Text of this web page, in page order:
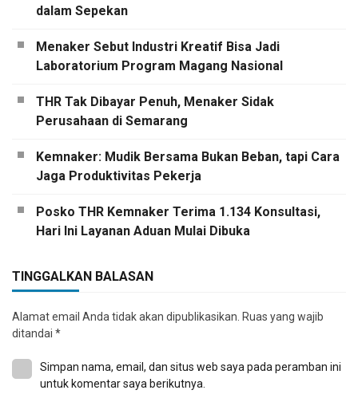
dalam Sepekan
Menaker Sebut Industri Kreatif Bisa Jadi
Laboratorium Program Magang Nasional
THR Tak Dibayar Penuh, Menaker Sidak
Perusahaan di Semarang
Kemnaker: Mudik Bersama Bukan Beban, tapi Cara
Jaga Produktivitas Pekerja
Posko THR Kemnaker Terima 1.134 Konsultasi,
Hari Ini Layanan Aduan Mulai Dibuka
TINGGALKAN BALASAN
Alamat email Anda tidak akan dipublikasikan. Ruas yang wajib
ditandai *
Simpan nama, email, dan situs web saya pada peramban ini
untuk komentar saya berikutnya.